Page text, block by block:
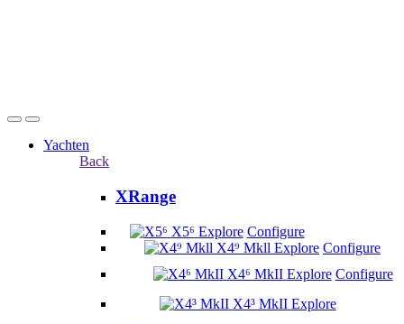
Yachten
Back
XRange
X5⁶ Explore Configure
X4⁹ Mkll Explore Configure
X4⁶ MkII Explore Configure
X4³ MkII Explore